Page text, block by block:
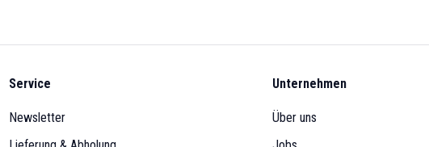
Service
Newsletter
Unternehmen
Über uns